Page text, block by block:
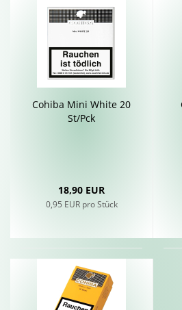
Co­hi­ba Mini White 20
St/Pck
18,90 EUR
0,95 EUR pro Stück